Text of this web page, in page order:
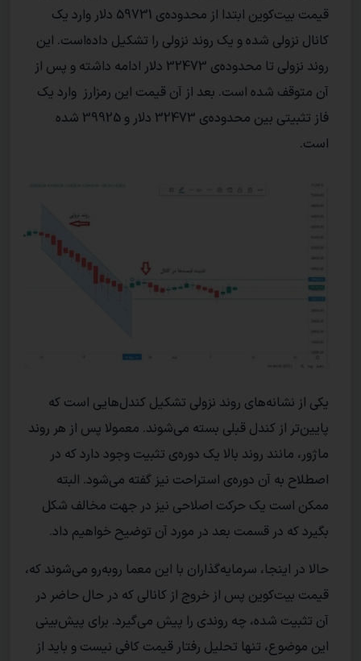
قیمت بیت‌کوین ابتدا از محدوده‌ی 59731 دلار وارد یک
کانال نزولی شده‌ و یک روند نزولی را تشکیل داده‌است. این
روند نزولی تا محدوده‌ی 32473 دلار ادامه داشته و پس از
آن متوقف شده است. بعد از آن قیمت این رمزارز وارد یک
فاز تثبیتی بین محدوده‌ی 32473 دلار و 39925 شده
است.
یکی از نشانه‌های روند نزولی تشکیل کندل‌هایی است که
پایین‌تر از کندل قبلی بسته می‌شوند. معمولا پس از هر روند
ماژور، مانند روند بالا یک دوره‌ی تثبیت وجود دارد که در
اصطلاح به آن دوره‌ی استراحت نیز گفته می‌شود. البته
ممکن است یک حرکت اصلاحی نیز در جهت مخالف شکل
بگیرد که در قسمت بعد در مورد آن توضیح خواهیم داد.
حالا در اینجا، سرمایه‌گذاران با این معما روبه‌رو می‌شوند که،
قیمت بیت‌کوین پس از خروج از کانالی که در حال حاضر در
آن تثبیت شده، چه روندی را پیش می‌گیرد. برای پیش‌بینی
این موضوع، تنها تحلیل رفتار قیمت کافی نیست و باید از